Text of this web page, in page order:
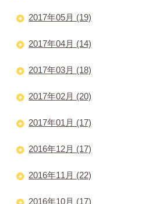
2017年05月 (19)
2017年04月 (14)
2017年03月 (18)
2017年02月 (20)
2017年01月 (17)
2016年12月 (17)
2016年11月 (22)
2016年10月 (17)